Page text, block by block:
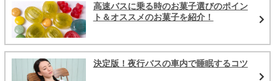
高速バスに乗る時のお菓子選びのポイン
ト＆オススメのお菓子を紹介！
決定版！夜行バスの車内で睡眠するコツ